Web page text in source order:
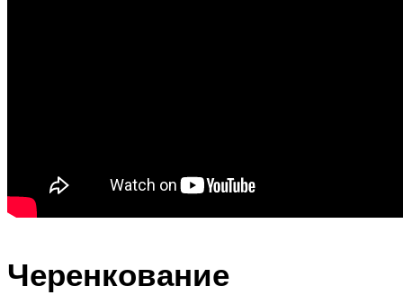
Черенкование